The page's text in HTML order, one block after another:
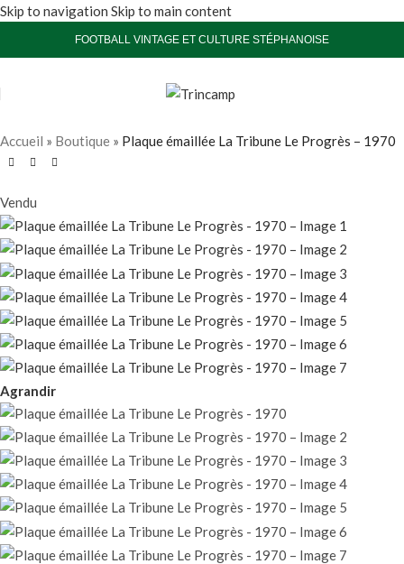
Skip to navigation Skip to main content
FOOTBALL VINTAGE ET CULTURE STÉPHANOISE
Accueil » Boutique » Plaque émaillée La Tribune Le Progrès – 1970
Vendu
Agrandir